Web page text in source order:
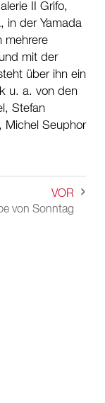
II Grifo,
in der Yamada
mehrere
mit der
über ihn ein
u. a. von den
Stefan
Michel Seuphor
VOR
von Sonntag